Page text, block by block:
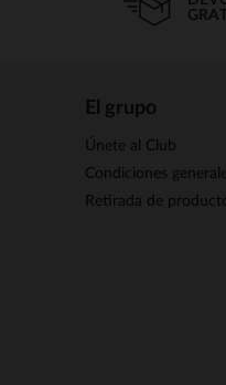
El grupo
Únete al Club
Condiciones
Retirada de